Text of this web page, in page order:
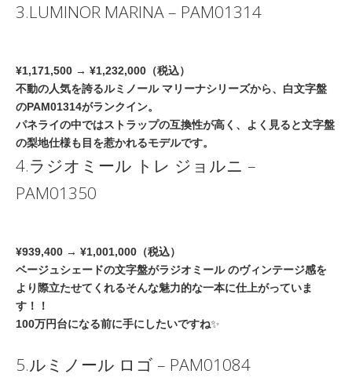
3.LUMINOR MARINA – PAM01314
¥1,171,500 → ¥1,232,000（税込）
不動の人気を誇るルミノール マリーナシリーズから、白文字盤
のPAM01314がランクイン。
パネライの中ではストラップの互換性が高く、よく見ると文字盤
の梨地仕様も目を惹かれるモデルです。
4.ラジオミール トレ ジョルニ –
PAM01350
¥939,400 → ¥1,001,000（税込）
ベージュシェードの文字盤がラジオミール のヴィンテージ感を
より際立たせてくれるそんな魅力的な一本に仕上がっていま
す！！
100万円台になる前に手にしたいですね✨
5.ルミノール ロゴ – PAM01084